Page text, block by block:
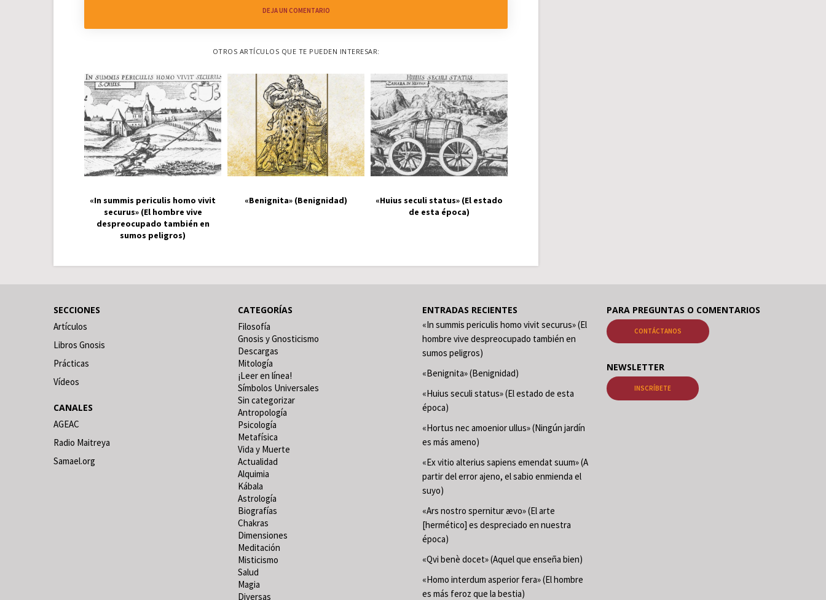
DEJA UN COMENTARIO
OTROS ARTÍCULOS QUE TE PUEDEN INTERESAR:
«In summis periculis homo vivit
securus» (El hombre vive
despreocupado también en
sumos peligros)
«Benignita» (Benignidad)
«Huius seculi status» (El estado
de esta época)
SECCIONES
Artículos
Libros Gnosis
Prácticas
Vídeos
CANALES
AGEAC
Radio Maitreya
Samael.org
CATEGORÍAS
Filosofía
Gnosis y Gnosticismo
Descargas
Mitología
¡Leer en línea!
Símbolos Universales
Sin categorizar
Antropología
Psicología
Metafísica
Vida y Muerte
Actualidad
Alquimia
Kábala
Astrología
Biografías
Chakras
Dimensiones
Meditación
Misticismo
Salud
Magia
Diversas
ENTRADAS RECIENTES
«In summis periculis homo vivit securus» (El
hombre vive despreocupado también en
sumos peligros)
«Benignita» (Benignidad)
«Huius seculi status» (El estado de esta
época)
«Hortus nec amoenior ullus» (Ningún jardín
es más ameno)
«Ex vitio alterius sapiens emendat suum» (A
partir del error ajeno, el sabio enmienda el
suyo)
«Ars nostro spernitur ævo» (El arte
[hermético] es despreciado en nuestra
época)
«Qvi benè docet» (Aquel que enseña bien)
«Homo interdum asperior fera» (El hombre
es más feroz que la bestia)
PARA PREGUNTAS O COMENTARIOS
CONTÁCTANOS
NEWSLETTER
INSCRÍBETE